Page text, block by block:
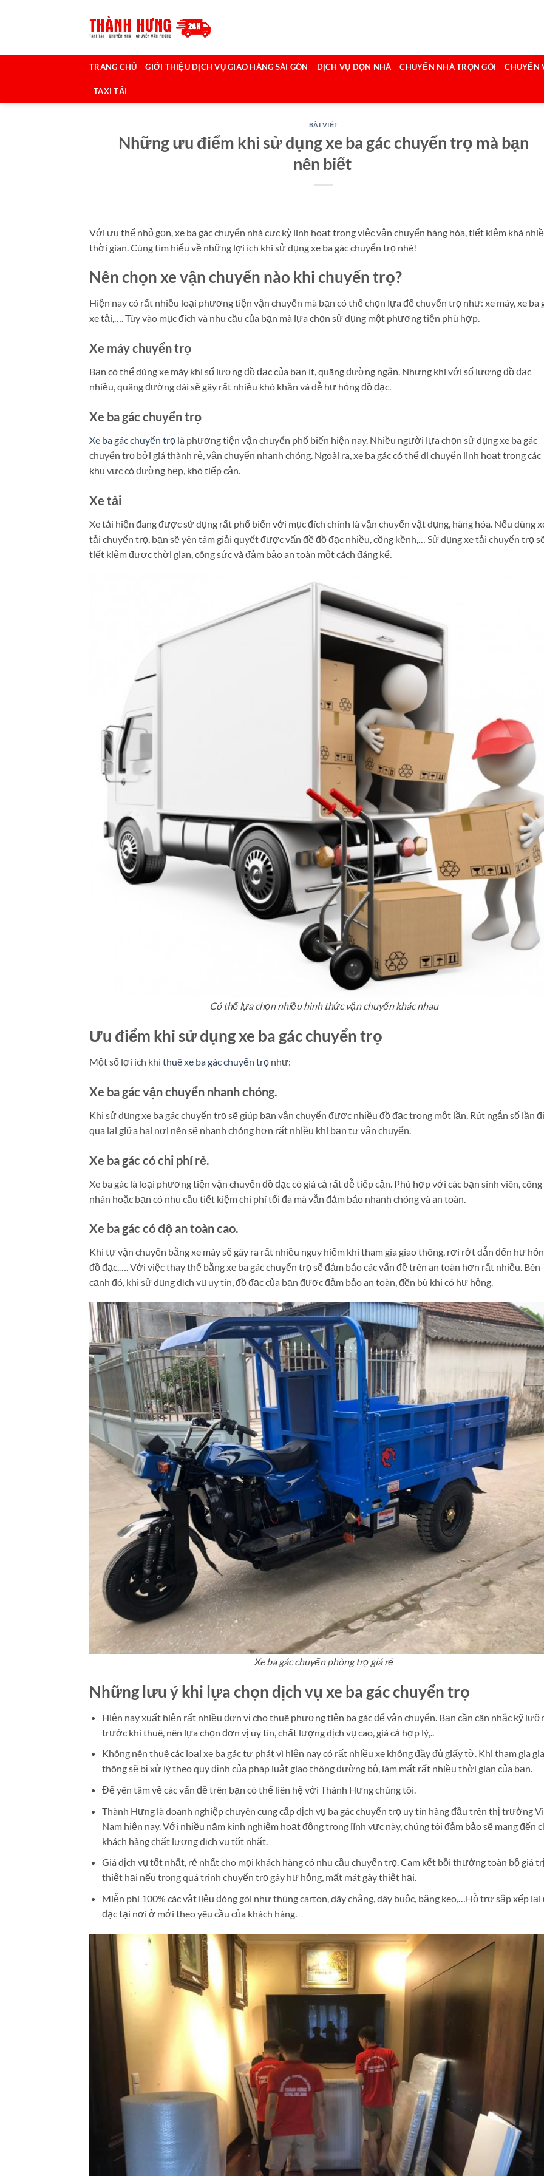
dung
TRANG CHỦ GIỚI THIỆU DỊCH VỤ GIAO HÀNG SÀI GÒN DỊCH VỤ DỌN NHÀ CHUYỂN NHÀ TRỌN GÓI CHUYỂN
TAXI TẢI
BÀI VIẾT
Những ưu điểm khi sử dụng xe ba gác chuyển trọ mà bạn
nên biết
Với ưu thế nhỏ gọn, xe ba gác chuyển nhà cực kỳ linh hoạt trong việc vận chuyển hàng hóa, tiết kiệm khá
thời gian. Cùng tìm hiểu về những lợi ích khi sử dụng xe ba gác chuyển trọ nhé!
Nên chọn xe vận chuyển nào khi chuyển trọ?
Hiện nay có rất nhiều loại phương tiện vận chuyển mà bạn có thể chọn lựa để chuyển trọ như: xe máy, xe ba
xe tải,…. Tùy vào mục đích và nhu cầu của bạn mà lựa chọn sử dụng một phương tiện phù hợp.
Xe máy chuyển trọ
Bạn có thể dùng xe máy khi số lượng đồ đạc của bạn ít, quãng đường ngắn. Nhưng khi với số lượng đồ đạc
nhiều, quãng đường dài sẽ gây rất nhiều khó khăn và dễ hư hỏng đồ đạc.
Xe ba gác chuyển trọ
Xe ba gác chuyển trọ là phương tiện vận chuyển phổ biến hiện nay. Nhiều người lựa chọn sử dụng xe ba gác
chuyển trọ bởi giá thành rẻ, vận chuyển nhanh chóng. Ngoài ra, xe ba gác có thể di chuyển linh hoạt trong các
khu vực có đường hẹp, khó tiếp cận.
Xe tải
Xe tải hiện đang được sử dụng rất phổ biến với mục đích chính là vận chuyển vật dụng, hàng hóa. Nếu dùng
tải chuyển trọ, bạn sẽ yên tâm giải quyết được vấn đề đồ đạc nhiều, cồng kềnh,… Sử dụng xe tải chuyển trọ
tiết kiệm được thời gian, công sức và đảm bảo an toàn một cách đáng kể.
Có thể lựa chọn nhiều hình thức vận chuyển khác nhau
Ưu điểm khi sử dụng xe ba gác chuyển trọ
Một số lợi ích khi thuê xe ba gác chuyển trọ như:
Xe ba gác vận chuyển nhanh chóng.
Khi sử dụng xe ba gác chuyển trọ sẽ giúp bạn vận chuyển được nhiều đồ đạc trong một lần. Rút ngắn số lần đi
qua lại giữa hai nơi nên sẽ nhanh chóng hơn rất nhiều khi bạn tự vận chuyển.
Xe ba gác có chi phí rẻ.
Xe ba gác là loại phương tiện vận chuyển đồ đạc có giá cả rất dễ tiếp cận. Phù hợp với các bạn sinh viên, công
nhân hoặc bạn có nhu cầu tiết kiệm chi phí tối đa mà vẫn đảm bảo nhanh chóng và an toàn.
Xe ba gác có độ an toàn cao.
Khi tự vận chuyển bằng xe máy sẽ gây ra rất nhiều nguy hiểm khi tham gia giao thông, rơi rớt dẫn đến hư
đồ đạc,…. Với việc thay thế bằng xe ba gác chuyển trọ sẽ đảm bảo các vấn đề trên an toàn hơn rất nhiều. Bên
cạnh đó, khi sử dụng dịch vụ uy tín, đồ đạc của bạn được đảm bảo an toàn, đền bù khi có hư hỏng.
Xe ba gác chuyển phòng trọ giá rẻ
Những lưu ý khi lựa chọn dịch vụ xe ba gác chuyển trọ
Hiện nay xuất hiện rất nhiều đơn vị cho thuê phương tiện ba gác để vận chuyển. Bạn cần cân nhắc kỹ
trước khi thuê, nên lựa chọn đơn vị uy tín, chất lượng dịch vụ cao, giá cả hợp lý,..
Không nên thuê các loại xe ba gác tự phát vì hiện nay có rất nhiều xe không đầy đủ giấy tờ. Khi tham gia
thông sẽ bị xử lý theo quy định của pháp luật giao thông đường bộ, làm mất rất nhiều thời gian của bạn.
Để yên tâm về các vấn đề trên bạn có thể liên hệ với Thành Hưng chúng tôi.
Thành Hưng là doanh nghiệp chuyên cung cấp dịch vụ ba gác chuyển trọ uy tín hàng đầu trên thị trường
Nam hiện nay. Với nhiều năm kinh nghiệm hoạt động trong lĩnh vực này, chúng tôi đảm bảo sẽ mang đến
khách hàng chất lượng dịch vụ tốt nhất.
Giá dịch vụ tốt nhất, rẻ nhất cho mọi khách hàng có nhu cầu chuyển trọ. Cam kết bồi thường toàn bộ giá
thiệt hại nếu trong quá trình chuyển trọ gây hư hỏng, mất mát gây thiệt hại.
Miễn phí 100% các vật liệu đóng gói như thùng carton, dây chằng, dây buộc, băng keo,…Hỗ trợ sắp xếp lại
đạc tại nơi ở mới theo yêu cầu của khách hàng.